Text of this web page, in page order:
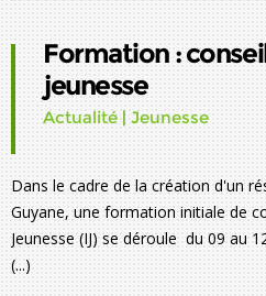
Formation :
jeunesse
Actualité | Jeunesse
Dans le cadre de la création d'un
Guyane, une formation initiale de
Jeunesse (IJ) se déroule du 09 au
(...)